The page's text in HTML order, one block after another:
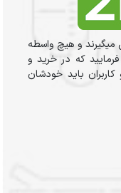
و هیچ واسطه
که در خرید و
باید خودشان